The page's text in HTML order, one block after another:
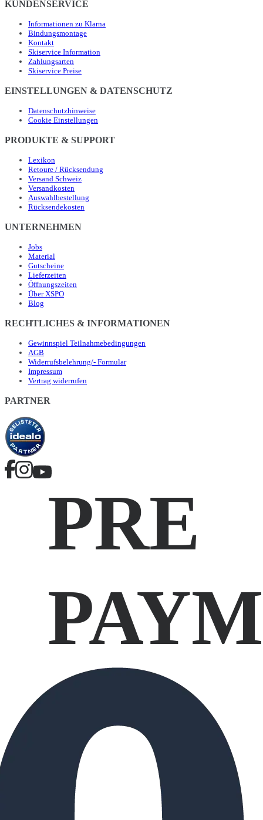
KUNDENSERVICE
Informationen zu Klarna
Bindungsmontage
Kontakt
Skiservice Information
Zahlungsarten
Skiservice Preise
EINSTELLUNGEN & DATENSCHUTZ
Datenschutzhinweise
Cookie Einstellungen
PRODUKTE & SUPPORT
Lexikon
Retoure / Rücksendung
Versand Schweiz
Versandkosten
Auswahlbestellung
Rücksendekosten
UNTERNEHMEN
Jobs
Material
Gutscheine
Lieferzeiten
Öffnungszeiten
Über XSPO
Blog
RECHTLICHES & INFORMATIONEN
Gewinnspiel Teilnahmebedingungen
AGB
Widerrufsbelehrung/- Formular
Impressum
Vertrag widerrufen
PARTNER